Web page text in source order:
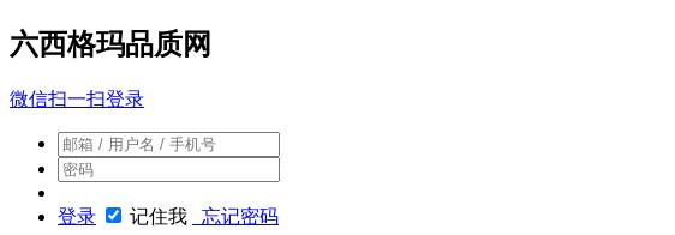
六西格玛品质网
微信扫一扫登录
登录 记住我 忘记密码